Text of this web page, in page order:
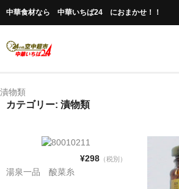
中華食材なら 中華いちば24 におまかせ！！
ホーム
人気のアイテム
商品ジャンル別
漬物類
カテゴリー: 漬物類
¥298（税別）
湯泉一品 酸菜糸